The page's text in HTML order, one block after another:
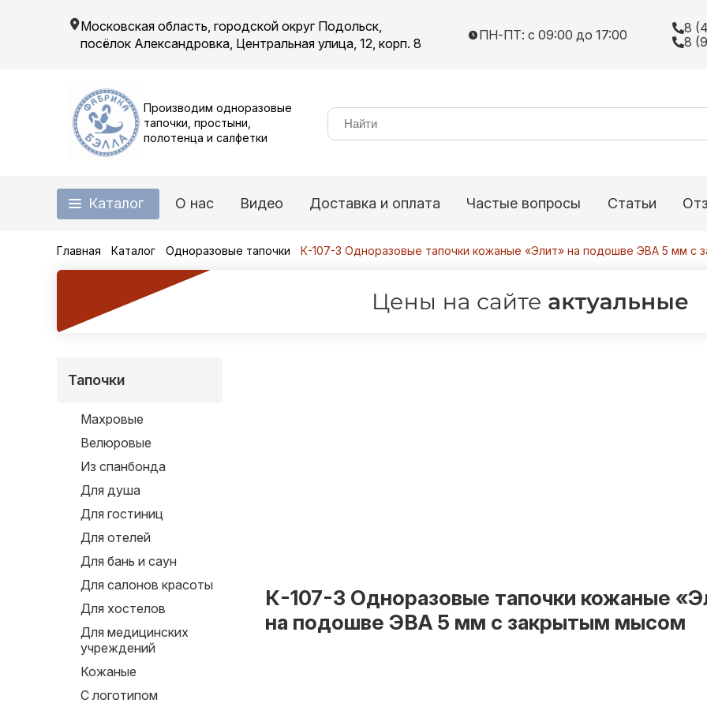
Московская область, городской округ Подольск,
посёлок Александровка, Центральная улица, 12, корп. 8
ПН-ПТ: с 09:00 до 17:00
8
8
Производим одноразовые
тапочки, простыни,
полотенца и салфетки
Каталог О нас Видео Доставка и оплата Частые вопросы Статьи
Главная Каталог Одноразовые тапочки К-107-3 Одноразовые тапочки кожаные «Элит» на подошве ЭВА 5 мм с
Тапочки
Махровые
Велюровые
Из спанбонда
Для душа
Для гостиниц
Для отелей
Для бань и саун
Для салонов красоты
Для хостелов
Для медицинских
учреждений
Кожаные
С логотипом
К-107-3 Одноразовые тапочки кожаные
на подошве ЭВА 5 мм с закрытым мысом